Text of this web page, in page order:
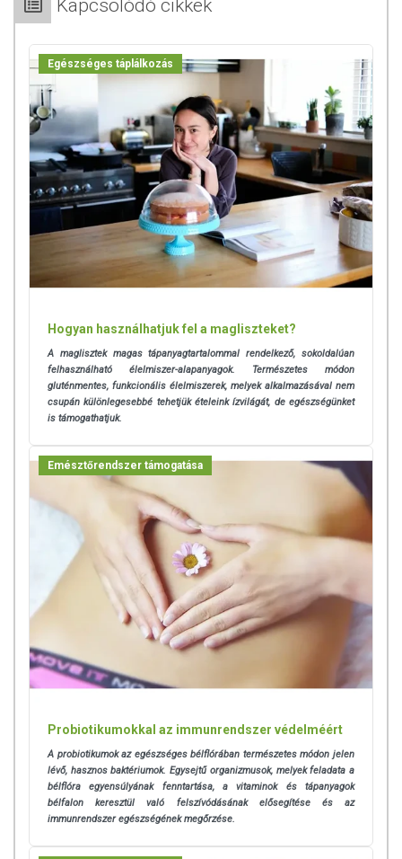
Kapcsolódó cikkek
Egészséges táplálkozás
Hogyan használhatjuk fel a magliszteket?
A maglisztek magas tápanyagtartalommal rendelkező, sokoldalúan
felhasználható élelmiszer-alapanyagok. Természetes módon
gluténmentes, funkcionális élelmiszerek, melyek alkalmazásával nem
csupán különlegesebbé tehetjük ételeink ízvilágát, de egészségünket
is támogathatjuk.
Emésztőrendszer támogatása
Probiotikumokkal az immunrendszer védelméért
A probiotikumok az egészséges bélflórában természetes módon jelen
lévő, hasznos baktériumok. Egysejtű organizmusok, melyek feladata a
bélflóra egyensúlyának fenntartása, a vitaminok és tápanyagok
bélfalon keresztül való felszívódásának elősegítése és az
immunrendszer egészségének megőrzése.